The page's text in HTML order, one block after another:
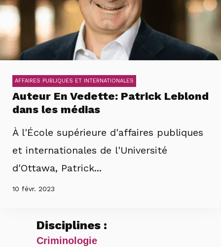
AFFAIRES PUBLIQUES ET INTERNATIONALES
Auteur En Vedette: Patrick Leblond
dans les médias
À l'École supérieure d'affaires publiques
et internationales de l'Université
d'Ottawa, Patrick...
10 févr. 2023
Disciplines :
Criminologie